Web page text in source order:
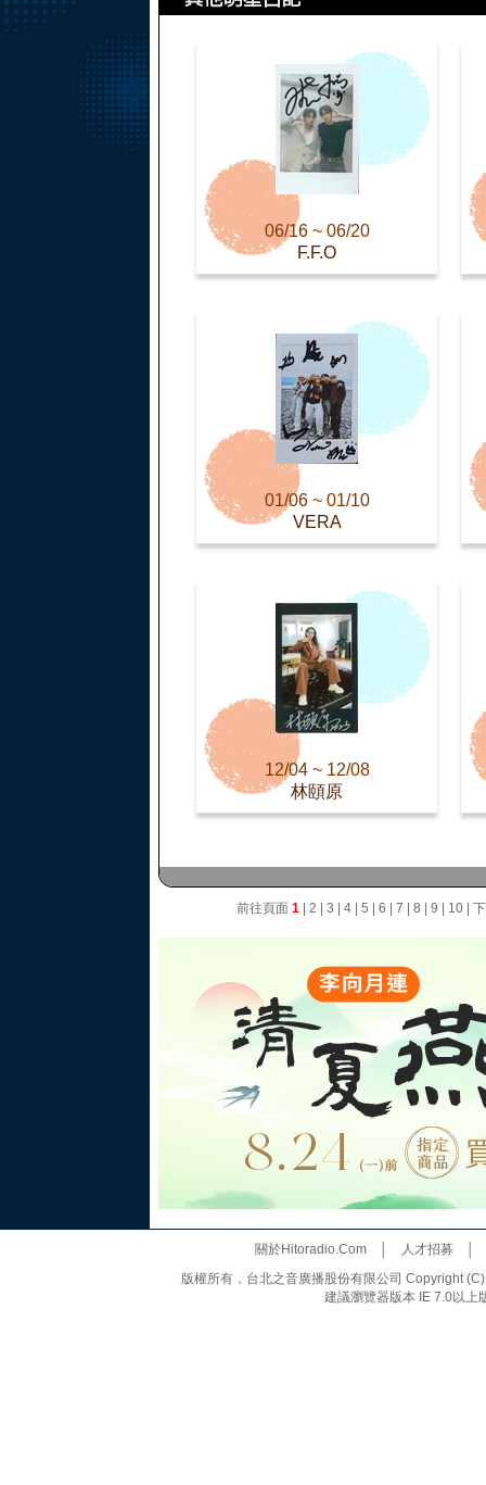
06/16 ~ 06/20
F.F.O
01/06 ~ 01/10
VERA
12/04 ~ 12/08
林頤原
前往頁面 1| 2 3 4| 5 6 7 8 9 10|
關於Hitoradio.Com│ 人才招募
版權所有，台北之音廣播股份有限公司 Copyright
建議瀏覽器版本 IE 7.0以上